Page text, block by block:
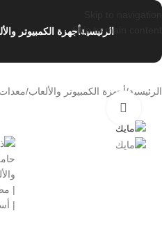
Skip to main content
الرئيسيةأجهزة الكمبيوتر
الرئيسية/أجهزة الكمبيوتر والألعاب/معدات